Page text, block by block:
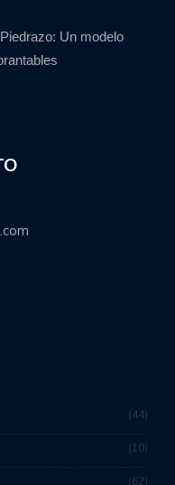
Un modelo
44
10
62